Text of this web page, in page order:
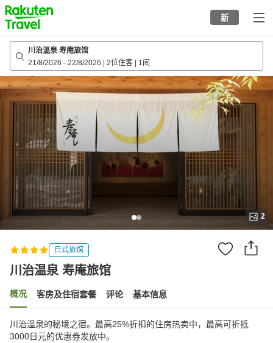
to
top
page
新
川治温泉 寿庵旅馆
21/8/2026 - 22/8/2026 2位住客 1间
2
日式旅馆
川治温泉 寿庵旅馆
概况 客房及住宿套餐 评论 基本信息
川治温泉的秘境之宿。最高25%折扣的住房热卖中，最高可折抵
3000日元的优惠券发放中。